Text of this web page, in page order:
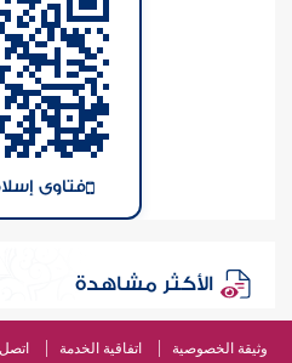
فتاوى
الأكثر مشاهدة
وثيقة الخصوصية اتفاقية الخدمة اتصل